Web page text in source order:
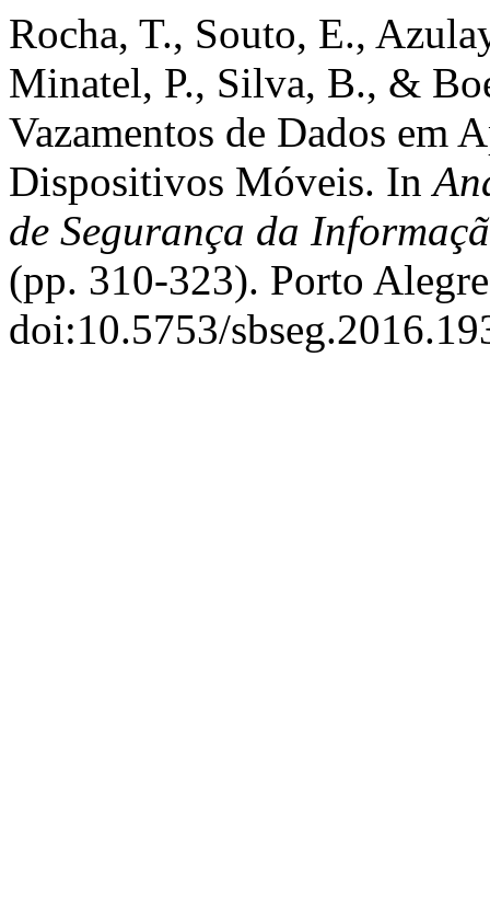
Rocha, T., Souto, E.,
Minatel, P., Silva, B., &
Vazamentos de Dados em
Dispositivos Móveis. In
de Segurança da
(pp. 310-323). Porto
doi:10.5753/